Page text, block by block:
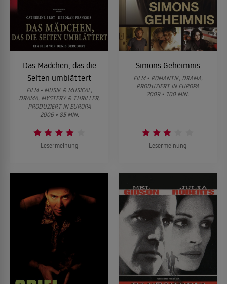
Das Mädchen, das die
Seiten umblättert
FILM • MUSIK & MUSICAL,
DRAMA, MYSTERY & THRILLER,
PRODUZIERT IN EUROPA
2006 • 85 MIN.
Lesermeinung
Simons Geheimnis
FILM • ROMANTIK, DRAMA,
PRODUZIERT IN EUROPA
2009 • 100 MIN.
Lesermeinung